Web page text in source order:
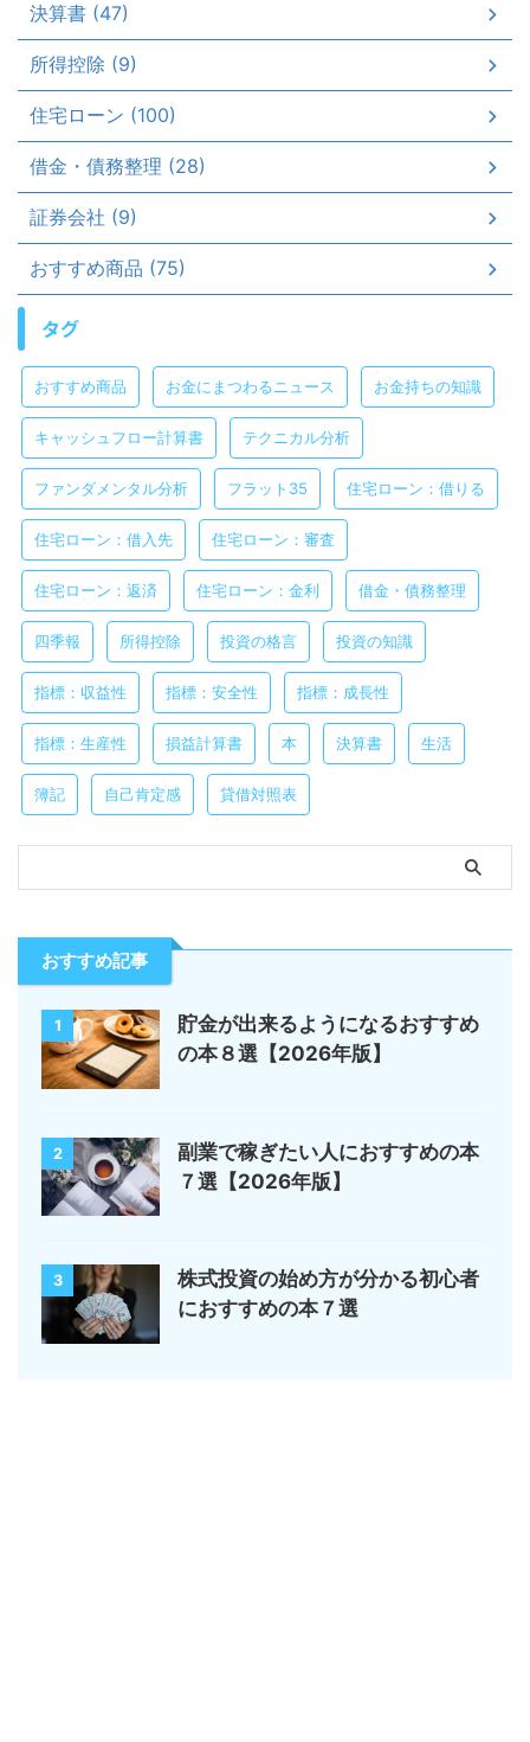
決算書 (47)
所得控除 (9)
住宅ローン (100)
借金・債務整理 (28)
証券会社 (9)
おすすめ商品 (75)
タグ
おすすめ商品 お金にまつわるニュース お金持ちの知識
キャッシュフロー計算書 テクニカル分析
ファンダメンタル分析 フラット35 住宅ローン：借りる
住宅ローン：借入先 住宅ローン：審査
住宅ローン：返済 住宅ローン：金利 借金・債務整理
四季報 所得控除 投資の格言 投資の知識
指標：収益性 指標：安全性 指標：成長性
指標：生産性 損益計算書 本 決算書 生活
簿記 自己肯定感 貸借対照表
おすすめ記事
1
貯金が出来るようになるおすすめ
の本８選【2026年版】
2
副業で稼ぎたい人におすすめの本
７選【2026年版】
3
株式投資の始め方が分かる初心者
におすすめの本７選